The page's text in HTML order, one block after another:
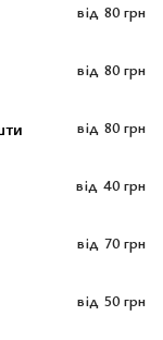
від 80 грн
від 80 грн
від 80 грн
від 40 грн
від 70 грн
від 50 грн